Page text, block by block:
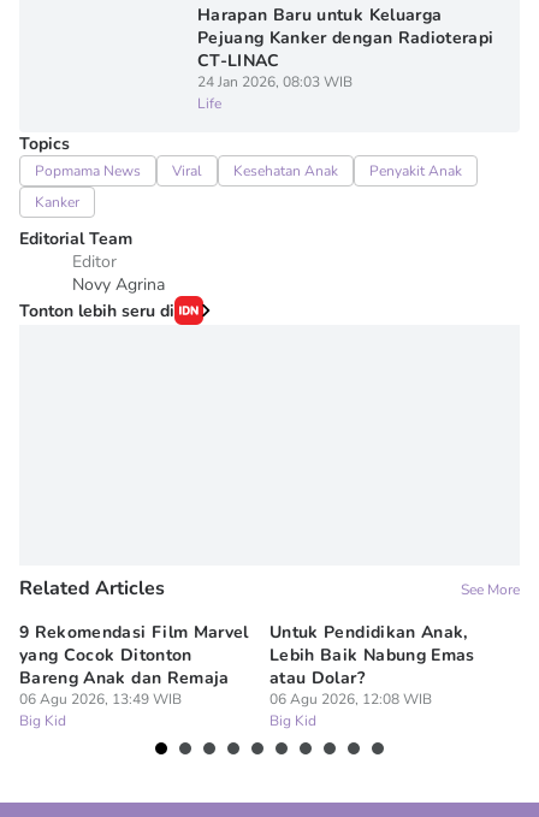
Harapan Baru untuk Keluarga
Pejuang Kanker dengan Radioterapi
CT-LINAC
24 Jan 2026, 08:03 WIB
Life
Topics
Popmama News Viral Kesehatan Anak
Penyakit Anak
Kanker
Editorial Team
Editor
Novy Agrina
Tonton lebih seru di
Related Articles See More
9 Rekomendasi Film Marvel
yang Cocok Ditonton
Bareng Anak dan Remaja
06 Agu 2026, 13:49 WIB
Big Kid
Untuk Pendidikan Anak,
Lebih Baik Nabung Emas
atau Dolar?
06 Agu 2026, 12:08 WIB
Big Kid